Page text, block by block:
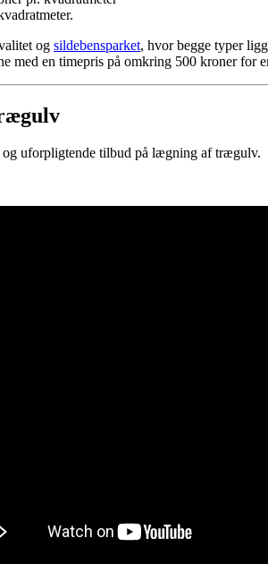
og sildebensparket, hvor begge typer
med en timepris på omkring 500 kroner for
og uforpligtende tilbud på lægning af trægulv.